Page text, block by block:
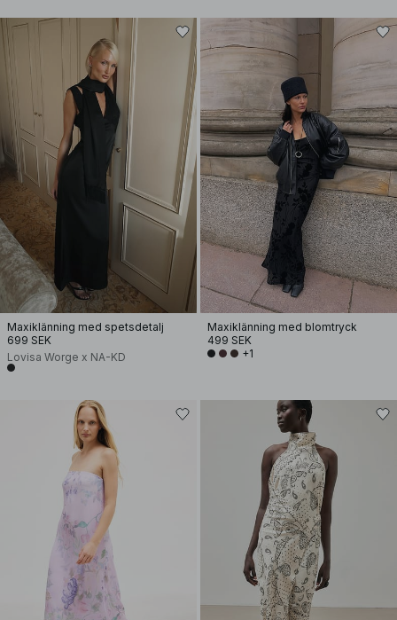
Maxiklänning med spetsdetalj
699 SEK
Lovisa Worge x NA-KD
Maxiklänning med blomtryck
499 SEK
+1